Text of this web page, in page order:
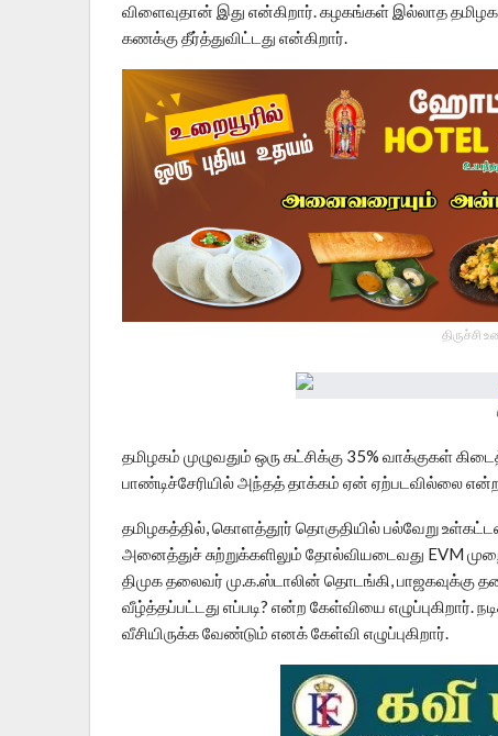
விளைவுதான் இது என்கிறார். கழகங்கள் இல்லாத
கணக்கு தீர்த்துவிட்டது என்கிறார்.
திருச்சி
தமிழகம் முழுவதும் ஒரு கட்சிக்கு 35% வாக்குகள்
பாண்டிச்சேரியில் அந்தத் தாக்கம் ஏன் ஏற்படவில்லை என்ற
தமிழகத்தில், கொளத்தூர் தொகுதியில் பல்வேறு
அனைத்துச் சுற்றுக்களிலும் தோல்வியடைவது EVM
திமுக தலைவர் மு.க.ஸ்டாலின் தொடங்கி, பாஜகவுக்கு
வீழ்த்தப்பட்டது எப்படி? என்ற கேள்வியை எழுப்புகிறார்.
வீசியிருக்க வேண்டும் எனக் கேள்வி எழுப்புகிறார்.